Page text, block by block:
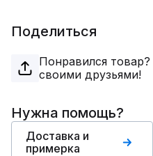
Поделиться
Понравился
своими друзьями!
Нужна помощь?
Доставка и
примерка